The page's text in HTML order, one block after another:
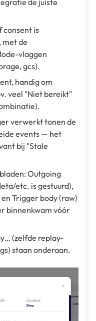
consent is
met de
vlaggen
gcs).
handig om
veel "Niet bereikt"
verwerkt tonen de
events — het
bij "Stale
Outgoing
etc. is gestuurd),
Trigger body (raw)
binnenkwam vóór
(zelfde replay-
staan onderaan.